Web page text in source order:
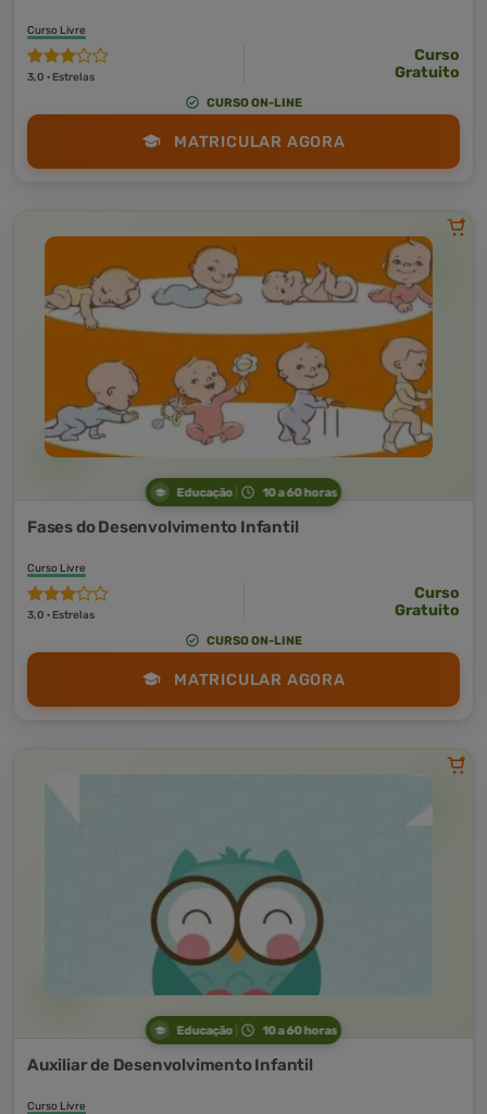
Curso Livre
3,0 · Estrelas
Curso
Gratuito
CURSO ON-LINE
MATRICULAR AGORA
Educação 10 a 60 horas
Fases do Desenvolvimento Infantil
Curso Livre
3,0 · Estrelas
Curso
Gratuito
CURSO ON-LINE
MATRICULAR AGORA
Educação 10 a 60 horas
Auxiliar de Desenvolvimento Infantil
Curso Livre